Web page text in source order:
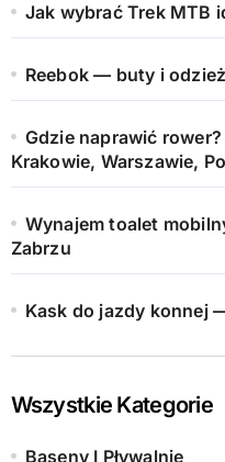
Jak wybrać Trek MTB
Reebok — buty i
Gdzie naprawić
Krakowie, Warszawie,
Wynajem toalet
Zabrzu
Kask do jazdy konnej
Wszystkie Kategorie
Baseny I Pływalnie